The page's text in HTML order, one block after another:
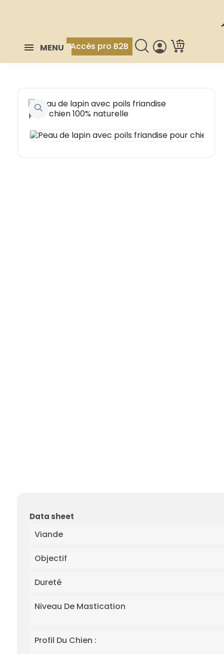
MENU Accès pro B2B
Data sheet
Viande
Objectif
Dureté
Niveau De Mastication
Profil Du Chien :